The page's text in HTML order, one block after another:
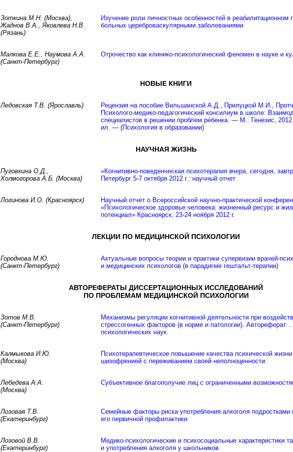
Зоткина М.Н. (Москва),
Жаднов В.А., Яковлева Н.В.
(Рязань)
Изучение роли личностных особенностей в реабилитационном
больных цереброваскулярными заболеваниями
Малкова Е.Е., Наумова А.А.
(Санкт-Петербург)
Отрочество как клинико-психологический феномен в науке и
НОВЫЕ КНИГИ
Ледовская Т.В. (Ярославль)
Рецензия на пособие Вильшанской А.Д., Прилуцкой М.И.,
Психолого-медико-педагогический консилиум в школе:
специалистов в решении проблем ребенка. — М.: Генезис,
ил. — (Психология в образовании)
НАУЧНАЯ ЖИЗНЬ
Пуговкина О.Д.,
Холмогорова А.Б. (Москва)
«Когнитивно-поведенческая психотерапия вчера, сегодня,
Петербург 5-7 октября 2012 г.: научный отчет
Логинова И.О. (Красноярск)
Научный отчет о Всероссийской научно-практической
«Психологическое здоровье человека: жизненный ресурс и
потенциал» Красноярск, 23-24 ноября 2012 г.
ЛЕКЦИИ ПО МЕДИЦИНСКОЙ ПСИХОЛОГИИ
Городнова М.Ю.
(Санкт-Петербург)
Актуальные вопросы теории и практики супервизии врачей-
и медицинских психологов (в парадигме гештальт-терапии)
АВТОРЕФЕРАТЫ ДИССЕРТАЦИОННЫХ ИССЛЕДОВАНИЙ
ПО ПРОБЛЕМАМ МЕДИЦИНСКОЙ ПСИХОЛОГИИ
Зотов М.В.
(Санкт-Петербург)
Механизмы регуляции когнитивной деятельности при
стрессогенных факторов (в норме и патологии). Автореферат
психологических наук.
Калмыкова И.Ю.
(Москва)
Психотерапевтическое повышение качества психической
шизофренией с переживанием своей неполноценности
Лебедева А.А.
(Москва)
Субъективное благополучие лиц с ограниченными
Лозовая Т.В.
(Екатеринбург)
Семейные факторы риска употребления алкоголя подростками
его первичной профилактики
Лозовой В.В.
(Екатеринбург)
Медико-психологические и психосоциальные характеристики
и употребления алкоголя у школьников